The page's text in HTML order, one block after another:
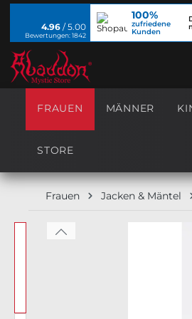
Zur Hauptnavigation
4.96 / 5.00
Bewertungen: 1842
100%
zufriedene
Kunden
FRAUEN MÄNNER
STORE
Frauen Jacken & Mäntel
Bildergalerie überspringen